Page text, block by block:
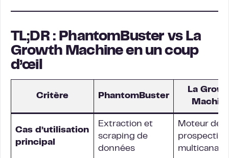
TL;DR : PhantomBuster vs La
Growth Machine en un coup
d’œil
Critère PhantomBuster
La
Cas d’utilisation
principal
Extraction et
scraping de
données
Moteur de
prospection
multicanal